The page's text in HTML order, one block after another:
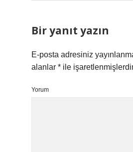
Bir yanıt yazın
E-posta adresiniz
alanlar * ile
Yorum